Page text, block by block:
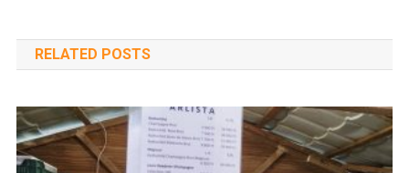
RELATED POSTS